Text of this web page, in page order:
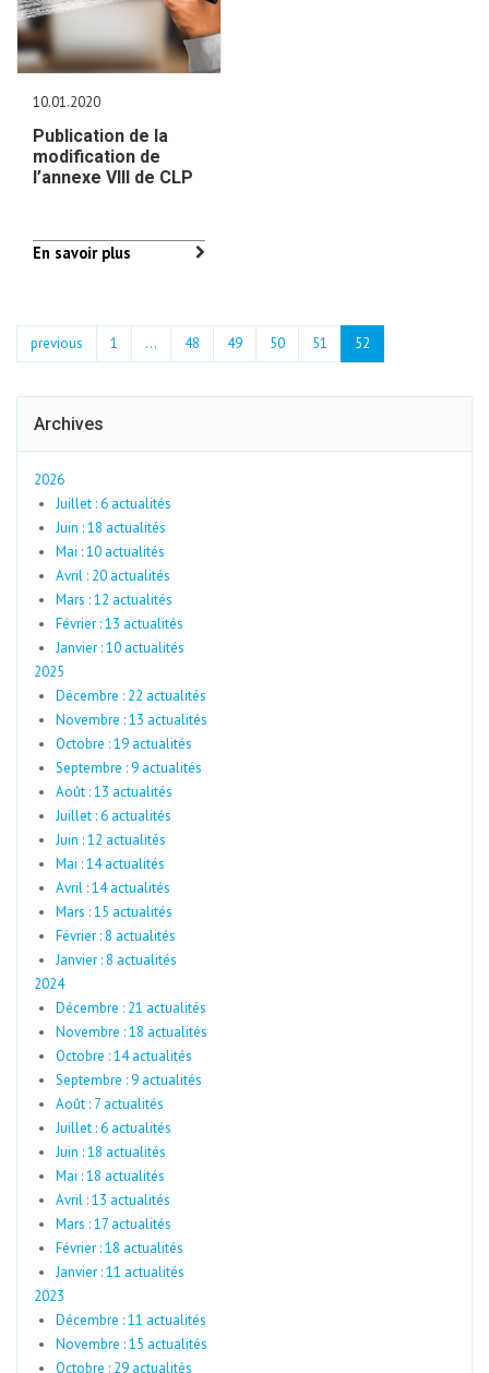
10.01.2020
Publication de la
modification de
l’annexe VIII de CLP
En savoir plus
previous 1 ... 48 49 50 51 52
Archives
2026
Juillet : 6 actualités
Juin : 18 actualités
Mai : 10 actualités
Avril : 20 actualités
Mars : 12 actualités
Février : 13 actualités
Janvier : 10 actualités
2025
Décembre : 22 actualités
Novembre : 13 actualités
Octobre : 19 actualités
Septembre : 9 actualités
Août : 13 actualités
Juillet : 6 actualités
Juin : 12 actualités
Mai : 14 actualités
Avril : 14 actualités
Mars : 15 actualités
Février : 8 actualités
Janvier : 8 actualités
2024
Décembre : 21 actualités
Novembre : 18 actualités
Octobre : 14 actualités
Septembre : 9 actualités
Août : 7 actualités
Juillet : 6 actualités
Juin : 18 actualités
Mai : 18 actualités
Avril : 13 actualités
Mars : 17 actualités
Février : 18 actualités
Janvier : 11 actualités
2023
Décembre : 11 actualités
Novembre : 15 actualités
Octobre : 29 actualités